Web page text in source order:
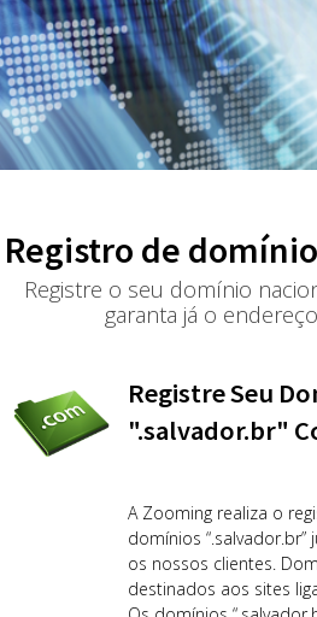
Registro de
Registre o seu domínio
garanta já o
Registre Seu
".salvador.br"
A Zooming realiza o
domínios “.salvador.br”
os nossos clientes.
destinados aos sites